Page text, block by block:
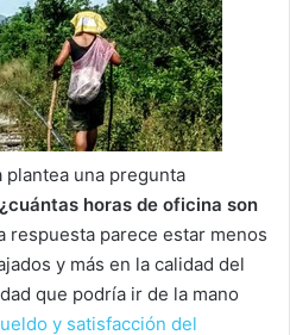
plantea una pregunta
¿cuántas horas de oficina son
respuesta parece estar menos
y más en la calidad del
que podría ir de la mano
y satisfacción del